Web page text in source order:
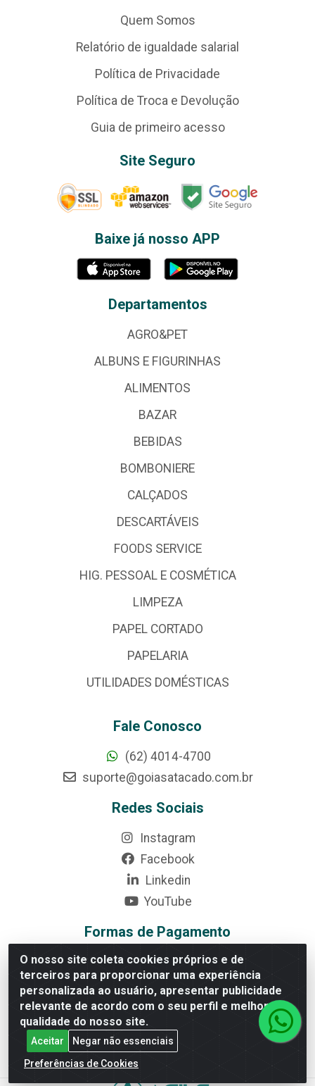
O nosso site coleta cookies próprios e de
terceiros para proporcionar uma experiência
personalizada ao usuário, apresentar publicidade
relevante de acordo com o seu perfil e melhorar a
qualidade do nosso site.
Aceitar
Negar não essenciais
Preferências de Cookies
Quem Somos
Relatório de igualdade salarial
Política de Privacidade
Política de Troca e Devolução
Guia de primeiro acesso
Site Seguro
Baixe já nosso APP
Departamentos
AGRO&PET
ALBUNS E FIGURINHAS
ALIMENTOS
BAZAR
BEBIDAS
BOMBONIERE
CALÇADOS
DESCARTÁVEIS
FOODS SERVICE
HIG. PESSOAL E COSMÉTICA
LIMPEZA
PAPEL CORTADO
PAPELARIA
UTILIDADES DOMÉSTICAS
Fale Conosco
(62) 4014-4700
suporte@goiasatacado.com.br
Redes Sociais
Instagram
Facebook
Linkedin
YouTube
Formas de Pagamento
Rede Brasil - Avenida Universitária, nº 3860, Jardim das
Américas II Etapa - Anápolis/GO - CEP 75070-415 - CNPJ
07.728.073/0002-24